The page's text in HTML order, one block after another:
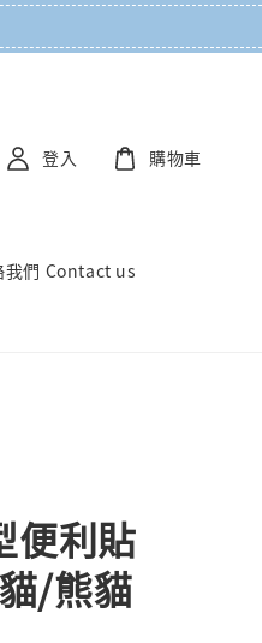
我們 Contact us
登入 購物車
便利貼
/熊貓